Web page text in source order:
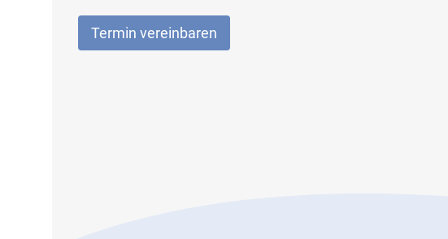
Termin vereinbaren